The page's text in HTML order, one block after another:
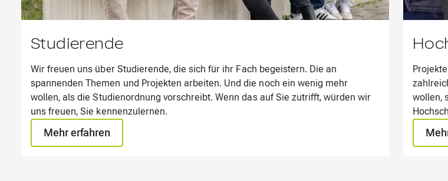
Studierende
Wir freuen uns über Studierende, die sich für ihr Fach begeistern. Die an
spannenden Themen und Projekten arbeiten. Und die noch ein wenig mehr
wollen, als die Studienordnung vorschreibt. Wenn das auf Sie zutrifft, würden wir
uns freuen, Sie kennenzulernen.
Mehr erfahren
wollen,